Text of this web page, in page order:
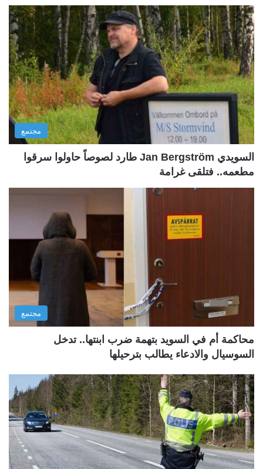
مجتمع
السويدي Jan Bergström طارد لصوصاً حاولوا سرقوا
مطعمه.. فتلقى غرامة
مجتمع
محاكمة أم في السويد بتهمة ضرب ابنتها.. تدخل
السوسيال والادعاء يطالب بترحيلها